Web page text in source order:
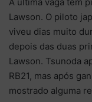
Lawson. O piloto
viveu dias muito
depois das duas
Lawson. Tsunoda
RB21, mas após
mostrado alguma